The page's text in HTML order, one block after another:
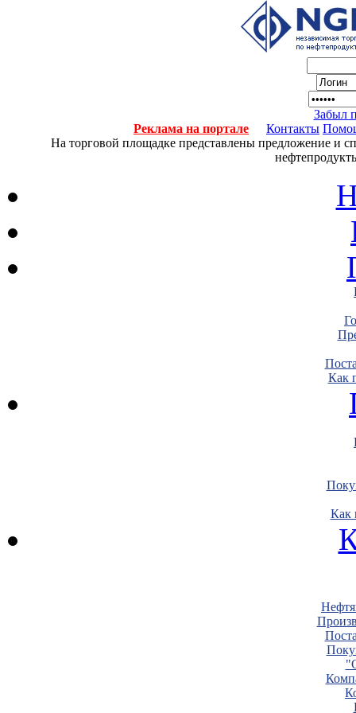
Забыл
Реклама на портале
Контакты
На торговой площадке представлены предложение и
Как
Как